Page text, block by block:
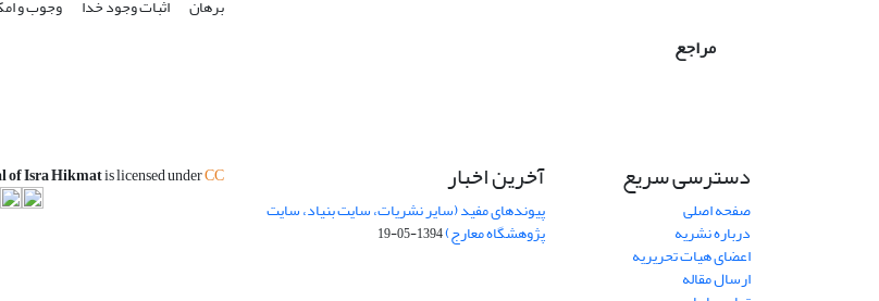
برهان اثبات وجود خدا وجوب و
مراجع
دسترسی سریع
صفحه اصلی
درباره نشریه
اعضای هیات تحریریه
ارسال مقاله
آخرین اخبار
پیوندهای مفید (سایر نشریات، سایت بنیاد، سایت
پژوهشگاه معارج)1394-05-19
of Isra Hikmatis licensed underCC